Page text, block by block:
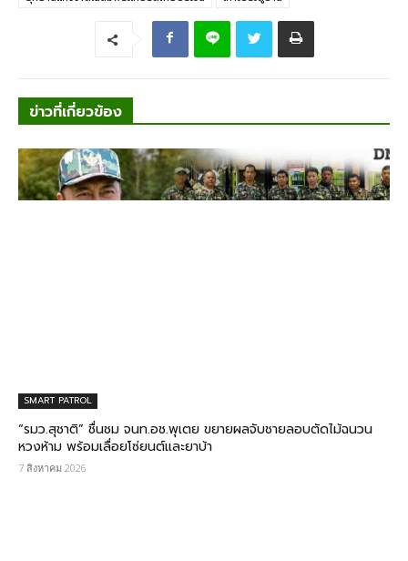
ข่าวที่เกี่ยวข้อง
SMART PATROL
“รมว.สุชาติ” ชื่นชม​ จนท.อช.พุเตย​ ขยายผลจับชายลอบตัดไม้ฉนวน
หวงห้าม พร้อมเลื่อยโซ่ยนต์และยาบ้า
7 สิงหาคม 2026